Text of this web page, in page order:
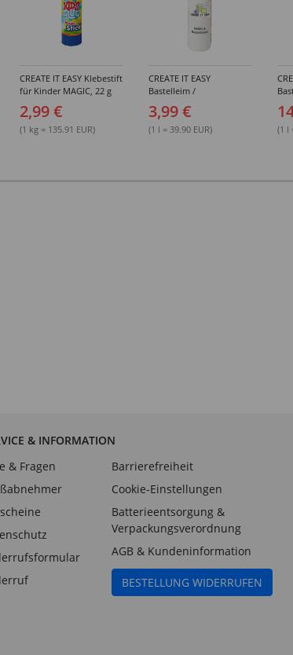
CREATE IT EASY Klebestift
für Kinder MAGIC, 22 g
2,99 €
(1 kg = 135.91 EUR)
CREATE IT EASY
Bastelleim /
Buchbinderleim, 100 ml
3,99 €
(1 l = 39.90 EUR) (1 l
& INFORMATION
& Fragen
Barrierefreiheit
Cookie-Einstellungen
Batterieentsorgung &
Verpackungsverordnung
AGB & Kundeninformation
BESTELLUNG WIDERRUFEN